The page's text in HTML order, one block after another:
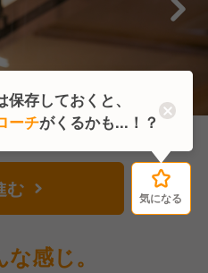
む 気になる
感じ。
気になる
存しておくと、
ーチがくるかも...！？